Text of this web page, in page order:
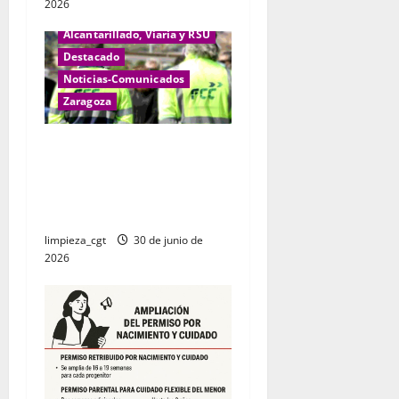
d
a
s
2026
Alcantarillado, Viaria y RSU
Destacado
Noticias-Comunicados
Zaragoza
limpieza_cgt
30 de junio de
2026